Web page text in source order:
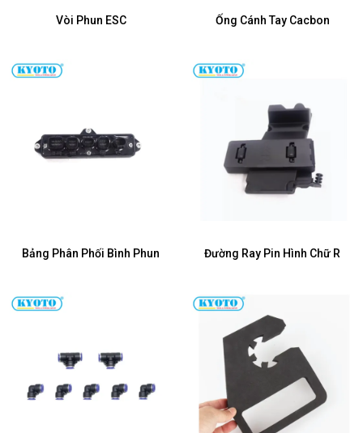
Vòi Phun ESC Ống Cánh Tay Cacbon
Bảng Phân Phối Bình Phun Đường Ray Pin Hình Chữ R